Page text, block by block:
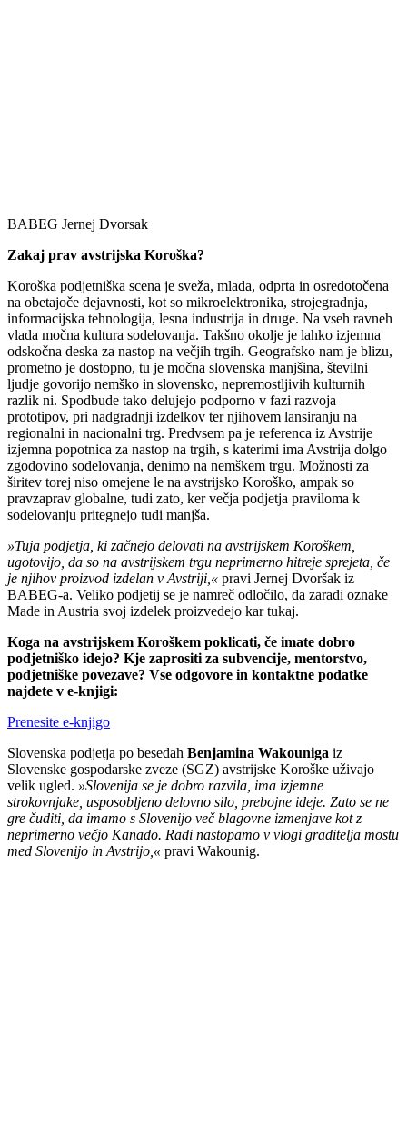
BABEG Jernej Dvorsak
Zakaj prav avstrijska Koroška?
Koroška podjetniška scena je sveža, mlada, odprta in osredotočena
na obetajoče dejavnosti, kot so mikroelektronika, strojegradnja,
informacijska tehnologija, lesna industrija in druge. Na vseh ravneh
vlada močna kultura sodelovanja. Takšno okolje je lahko izjemna
odskočna deska za nastop na večjih trgih. Geografsko nam je blizu,
prometno je dostopno, tu je močna slovenska manjšina, številni
ljudje govorijo nemško in slovensko, nepremostljivih kulturnih
razlik ni. Spodbude tako delujejo podporno v fazi razvoja
prototipov, pri nadgradnji izdelkov ter njihovem lansiranju na
regionalni in nacionalni trg. Predvsem pa je referenca iz Avstrije
izjemna popotnica za nastop na trgih, s katerimi ima Avstrija dolgo
zgodovino sodelovanja, denimo na nemškem trgu. Možnosti za
širitev torej niso omejene le na avstrijsko Koroško, ampak so
pravzaprav globalne, tudi zato, ker večja podjetja praviloma k
sodelovanju pritegnejo tudi manjša.
»Tuja podjetja, ki začnejo delovati na avstrijskem Koroškem,
ugotovijo, da so na avstrijskem trgu neprimerno hitreje sprejeta, če
je njihov proizvod izdelan v Avstriji,« pravi Jernej Dvoršak iz
BABEG-a. Veliko podjetij se je namreč odločilo, da zaradi oznake
Made in Austria svoj izdelek proizvedejo kar tukaj.
Koga na avstrijskem Koroškem poklicati, če imate dobro
podjetniško idejo? Kje zaprositi za subvencije, mentorstvo,
podjetniške povezave? Vse odgovore in kontaktne podatke
najdete v e-knjigi:
Prenesite e-knjigo
Slovenska podjetja po besedah Benjamina Wakouniga iz
Slovenske gospodarske zveze (SGZ) avstrijske Koroške uživajo
velik ugled. »Slovenija se je dobro razvila, ima izjemne
strokovnjake, usposobljeno delovno silo, prebojne ideje. Zato se ne
gre čuditi, da imamo s Slovenijo več blagovne izmenjave kot z
neprimerno večjo Kanado. Radi nastopamo v vlogi graditelja mostu
med Slovenijo in Avstrijo,« pravi Wakounig.